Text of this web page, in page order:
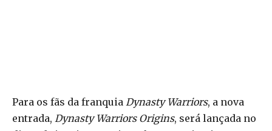
Para os fãs da franquia Dynasty Warriors, a nova
entrada, Dynasty Warriors Origins, será lançada no